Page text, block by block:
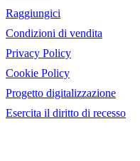
Raggiungici
Condizioni di vendita
Privacy Policy
Cookie Policy
Progetto digitalizzazione
Esercita il diritto di recesso